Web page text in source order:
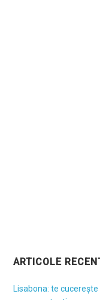
ARTICOLE
Lisabona: te